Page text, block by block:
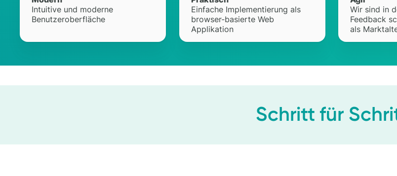
Intuitive und moderne
Benutzeroberfläche
Einfache Implementierung als
browser-basierte Web
Applikation
Wir sind in
Feedback
als
Schritt für